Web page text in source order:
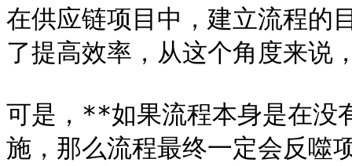
在供应链项目中，建立流程的
了提高效率，从这个角度来说
可是，**如果流程本身是在没
施，那么流程最终一定会反噬